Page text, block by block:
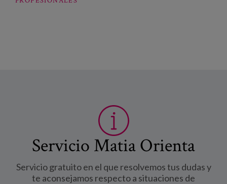
Servicio Matia Orienta
Servicio gratuito en el que resolvemos tus dudas y
te aconsejamos respecto a situaciones de